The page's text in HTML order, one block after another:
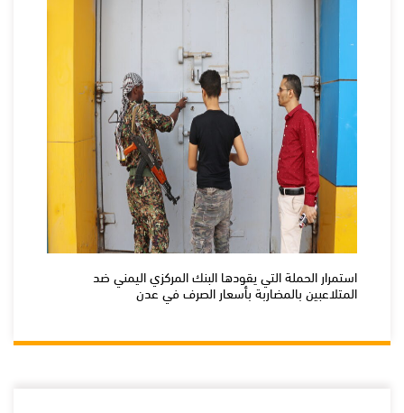
استمرار الحملة التي يقودها البنك المركزي اليمني ضد
المتلاعبين بالمضاربة بأسعار الصرف في عدن